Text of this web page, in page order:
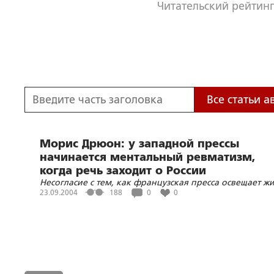
Читательский
Все статьи
Морис Дрюон: у западной прессы
начинается ментальный ревматизм,
когда речь заходит о России
Несогласие с тем, как французская пресса освещает
в России, высказал известный писатель Морис Дрюон
23.09.2004 188 0 0